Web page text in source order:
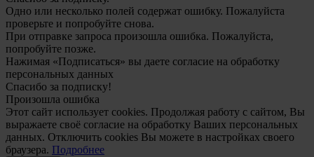
Одно или несколько полей содержат ошибку. Пожалуйста
проверьте и попробуйте снова.
При отправке запроса произошла ошибка. Пожалуйста,
попробуйте позже.
Нажимая «Подписаться» вы даете согласие на обработку
персональных данных
Спасибо за подписку!
Произошла ошибка
Этот сайт использует cookies. Продолжая работу с сайтом, Вы
выражаете своё согласие на обработку Ваших персональных
данных. Отключить cookies Вы можете в настройках своего
браузера. Подробнее